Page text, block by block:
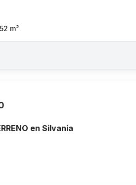
m²
en Silvania